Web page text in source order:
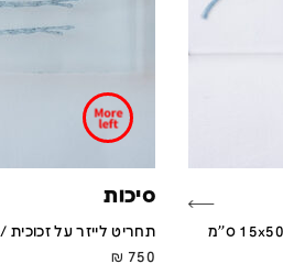
סיכות
תחריט לייזר על זכוכית / 6x10x0.4 ס''מ
750
₪